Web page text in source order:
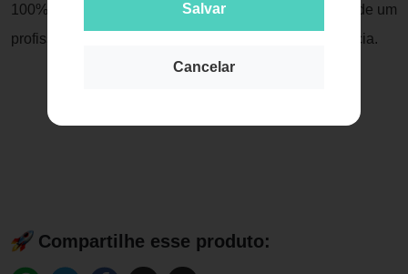
Salvar
Cancelar
100% naturais, devem ser ingeridos sob a orientação de um
profissional de saúde para segurança e máxima eficácia.
Compartilhe esse produto: